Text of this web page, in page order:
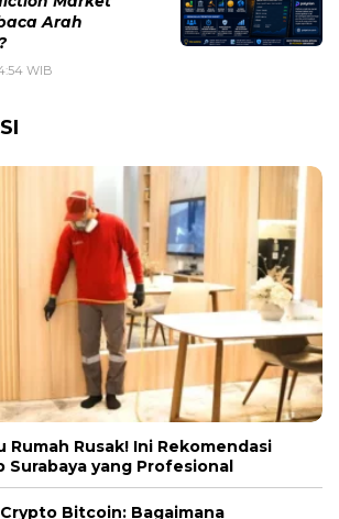
Arah
WIB
Rumah Rusak! Ini Rekomendasi
Surabaya yang Profesional
Bitcoin: Bagaimana